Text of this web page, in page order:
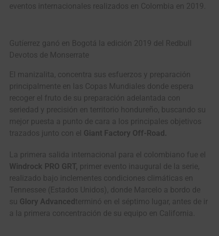
eventos internacionales realizados en Colombia en 2019.
Gutíerrez ganó en Bogotá la edición 2019 del Redbull
Devotos de Monserrate
El manizalita, concentra sus esfuerzos y preparación
principalmente en las Copas Mundiales donde espera
recoger el fruto de su preparación adelantada con
seriedad y precisión en territorio hondureño, buscando su
mejor puesta a punto de cara a los principales objetivos
trazados junto con el Giant Factory Off-Road.
La primera salida internacional para el colombiano fue el
Windrock PRO GRT, primer evento inaugural de la serie,
realizado bajo inclementes condiciones climáticas en
Tennessee (Estados Unidos), donde Marcelo a bordo de
su Glory Advanced terminó en el séptimo lugar, antes de ir
a la primera concentración de su equipo en California.